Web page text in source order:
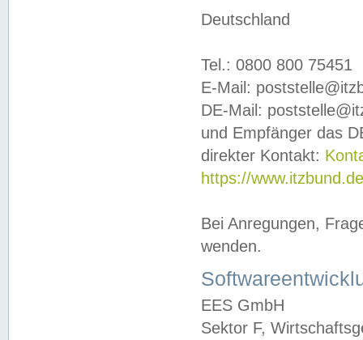
Deutschland
Tel.: 0800 800 75451
E-Mail:
DE-Mail:
und Empfänger das
direkter Kontakt:
https://
Bei Anregungen,
wenden.
EES GmbH
Sektor F,